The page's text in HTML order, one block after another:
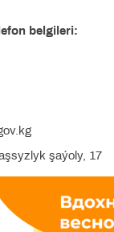
belgileri:
şaýoly, 17